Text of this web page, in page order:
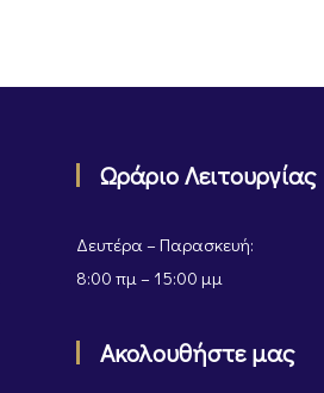
Ωράριο Λειτουργίας
Δευτέρα – Παρασκευή:
8:00 πμ – 15:00 μμ
Ακολουθήστε μας